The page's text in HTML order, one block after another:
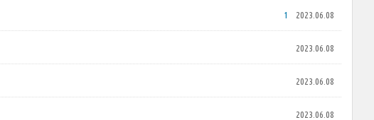
2023.06.08
1
2023.06.08
2023.06.08
2023.06.08